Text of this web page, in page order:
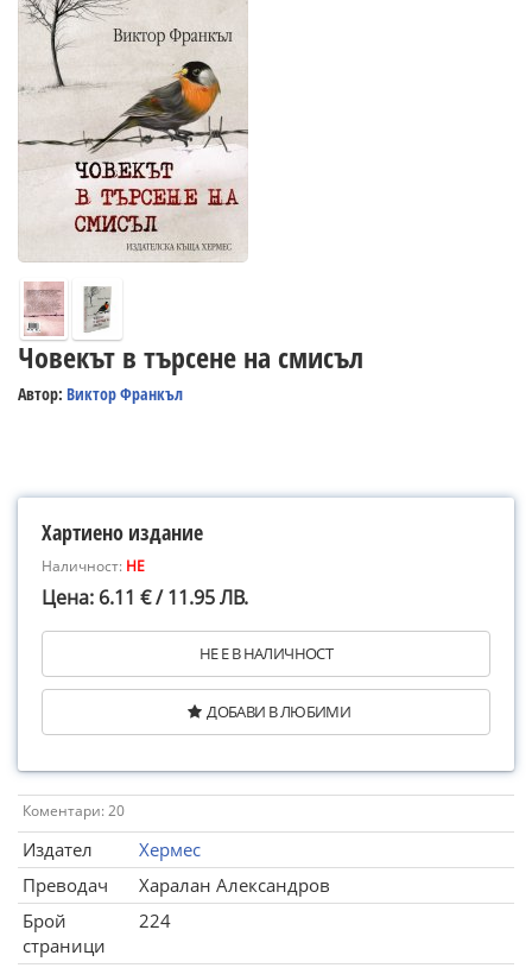
Човекът в търсене на смисъл
Автор: Виктор Франкъл
Хартиено издание
Наличност: НЕ
Цена: 6.11 € / 11.95 ЛВ.
НЕ Е В НАЛИЧНОСТ
ДОБАВИ В ЛЮБИМИ
Коментари: 20
Издател
Хермес
Преводач
Харалан Александров
Брой
страници
224